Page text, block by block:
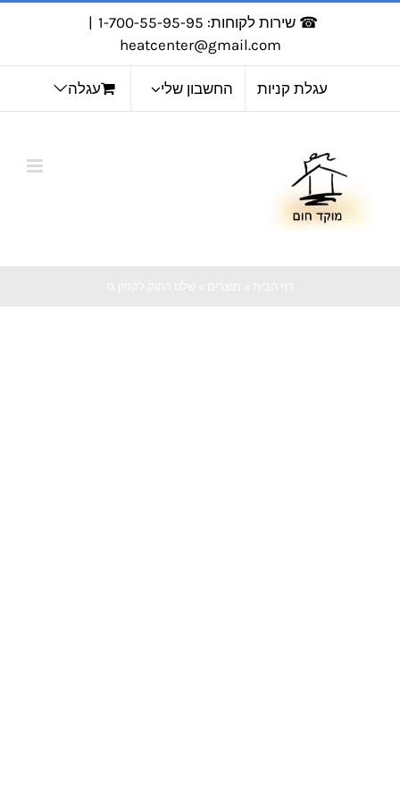
☎ שירות לקוחות: 1-700-55-95-95
|
heatcenter@gmail.com
עגלת קניות החשבון שלי עגלה